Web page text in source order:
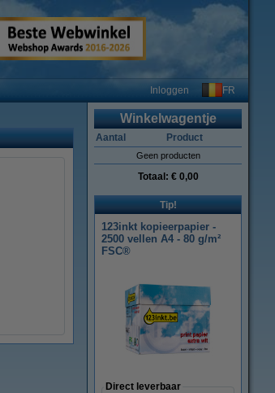
Inloggen FR
Winkelwagentje
Aantal Product
Geen producten
Totaal: € 0,00
Tip!
123inkt kopieerpapier -
2500 vellen A4 - 80 g/m²
FSC®
Direct leverbaar